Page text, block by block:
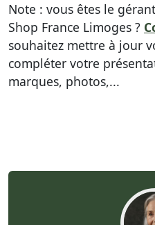
Note : vous êtes le
Shop France Limoges ?
souhaitez mettre à jour
compléter votre
marques, photos,...